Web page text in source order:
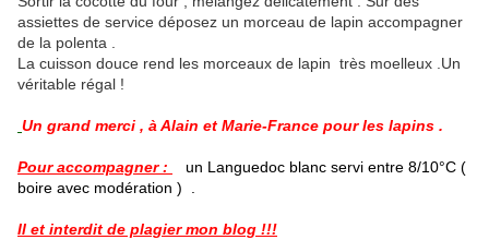
assiettes de service déposez un morceau de lapin accompagner
de la polenta .
La cuisson douce rend les morceaux de lapin très moelleux .Un
véritable régal !
Un grand merci , à Alain et Marie-France pour les lapins .
Pour accompagner :
un Languedoc blanc servi entre 8/10°C (
boire avec modération ) .
Il et interdit de plagier mon blog !!!